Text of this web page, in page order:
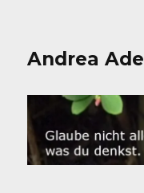
Andrea Ade